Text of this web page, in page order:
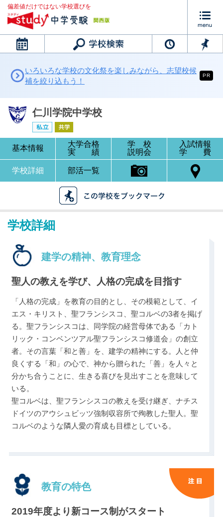
偏差値だけではない学校選びを
カレンダー
仁川学院中学校
ブックマークした学校
ブックマークした学校はありません
いろいろな学校の文化祭を楽しみながら、志望校候
補を絞り込もう！
PR
仁川学院中学校
基本情報
大学合格
実 績
学 校
説明会
入試情報
学 費
学校詳細 部活一覧
学校詳細
建学の精神、教育理念
聖人の教えを学び、人格の完成を目指す
「人格の完成」を教育の目的とし、その模範として、イ
エス・キリスト、聖フランシスコ、聖コルベの3者を掲げ
る。聖フランシスコは、同学院の経営母体である「カト
リック・コンベンツアル聖フランシスコ修道会」の創立
者。その言葉「和と善」を、建学の精神にする。人と仲
良くする「和」の心で、神から贈られた「善」を人々と
分かち合うことに、生きる喜びを見出すことを意味して
いる。
聖コルベは、聖フランシスコの教えを受け継ぎ、ナチス
ドイツのアウシュビッツ強制収容所で殉教した聖人。聖
コルベのような隣人愛の育成も目標としている。
教育の特色
2019年度より新コース制がスタート